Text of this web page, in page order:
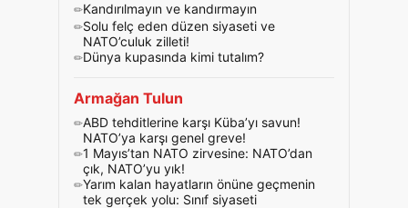
Kandırılmayın ve kandırmayın
Solu felç eden düzen siyaseti ve
NATO’culuk zilleti!
Dünya kupasında kimi tutalım?
Armağan Tulun
ABD tehditlerine karşı Küba’yı savun!
NATO’ya karşı genel greve!
1 Mayıs’tan NATO zirvesine: NATO’dan
çık, NATO’yu yık!
Yarım kalan hayatların önüne geçmenin
tek gerçek yolu: Sınıf siyaseti